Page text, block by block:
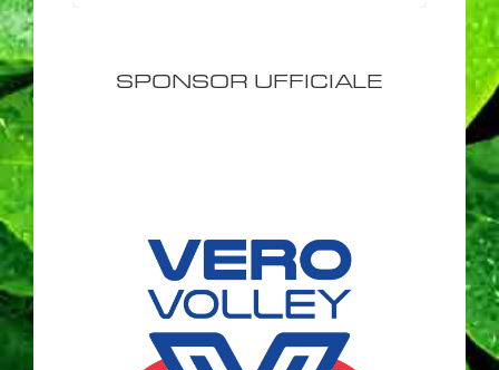
SPONSOR UFFICIALE